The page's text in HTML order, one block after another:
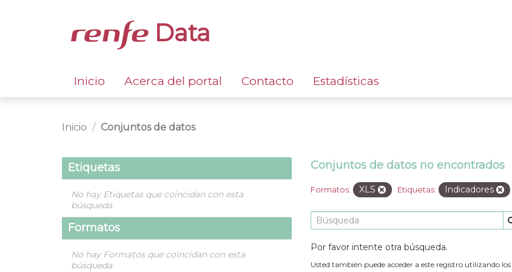
Data
Inicio Acerca del portal Contacto Estadísticas
Inicio Conjuntos de datos
Etiquetas
No hay Etiquetas que coincidan con esta
búsqueda
Formatos
No hay Formatos que coincidan con esta
búsqueda
Conjuntos de datos no encontrados
Formatos: XLS Etiquetas: Indicadores
Por favor intente otra búsqueda.
Usted también puede acceder a este registro utilizando los